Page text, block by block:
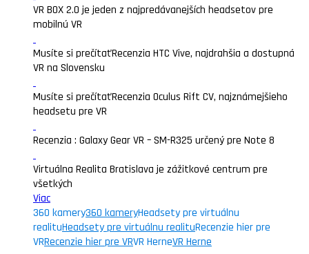
VR BOX 2.0 je jeden z najpredávanejších headsetov pre
mobilnú VR
Musíte si prečítaťRecenzia HTC Vive, najdrahšia a dostupná
VR na Slovensku
Musíte si prečítaťRecenzia Oculus Rift CV, najznámejšieho
headsetu pre VR
Recenzia : Galaxy Gear VR – SM-R325 určený pre Note 8
Virtuálna Realita Bratislava je zážitkové centrum pre
všetkých
Viac
360 kamery360 kameryHeadsety pre virtuálnu
realituHeadsety pre virtuálnu realituRecenzie hier pre
VRRecenzie hier pre VRVR HerneVR Herne